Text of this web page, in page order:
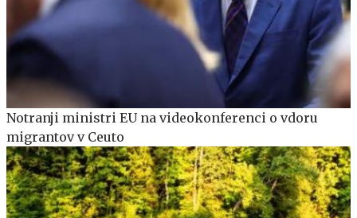
Notranji ministri EU na videokonferenci o vdoru
migrantov v Ceuto